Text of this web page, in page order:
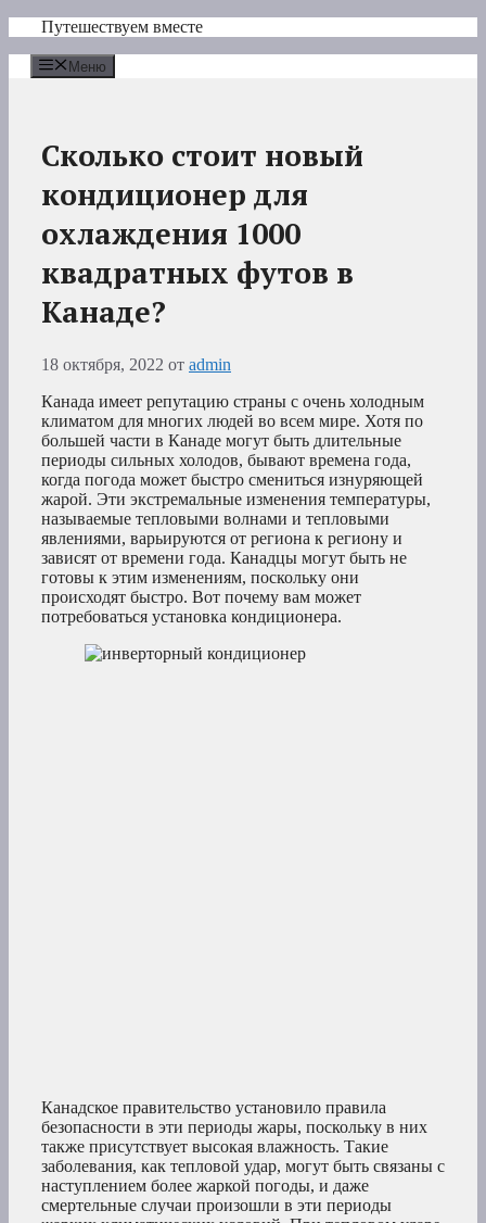
Перейти
содержимому
Путешествуем вместе
Меню
Сколько стоит новый
кондиционер для
охлаждения 1000
квадратных футов в
Канаде?
18 октября, 2022 от admin
Канада имеет репутацию страны с очень холодным
климатом для многих людей во всем мире. Хотя по
большей части в Канаде могут быть длительные
периоды сильных холодов, бывают времена года,
когда погода может быстро смениться изнуряющей
жарой. Эти экстремальные изменения температуры,
называемые тепловыми волнами и тепловыми
явлениями, варьируются от региона к региону и
зависят от времени года. Канадцы могут быть не
готовы к этим изменениям, поскольку они
происходят быстро. Вот почему вам может
потребоваться установка кондиционера.
Канадское правительство установило правила
безопасности в эти периоды жары, поскольку в них
также присутствует высокая влажность. Такие
заболевания, как тепловой удар, могут быть связаны с
наступлением более жаркой погоды, и даже
смертельные случаи произошли в эти периоды